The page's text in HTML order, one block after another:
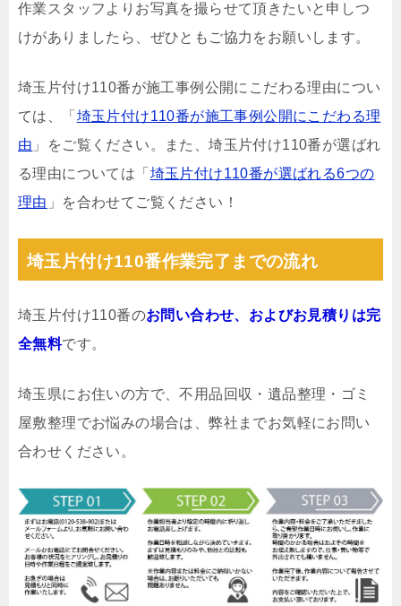
作業スタッフよりお写真を撮らせて頂きたいと申しつ
けがありましたら、ぜひともご協力をお願いします。
埼玉片付け110番が施工事例公開にこだわる理由につい
ては、「 埼玉片付け110番が施工事例公開にこだわる理
由 」をご覧ください。また、埼玉片付け110番が選ばれ
る理由については「 埼玉片付け110番が選ばれる6つの
理由 」を合わせてご覧ください！
埼玉片付け110番作業完了までの流れ
埼玉片付け110番のお問い合わせ、およびお見積りは完
全無料です。
埼玉県にお住いの方で、不用品回収・遺品整理・ゴミ
屋敷整理でお悩みの場合は、弊社までお気軽にお問い
合わせください。